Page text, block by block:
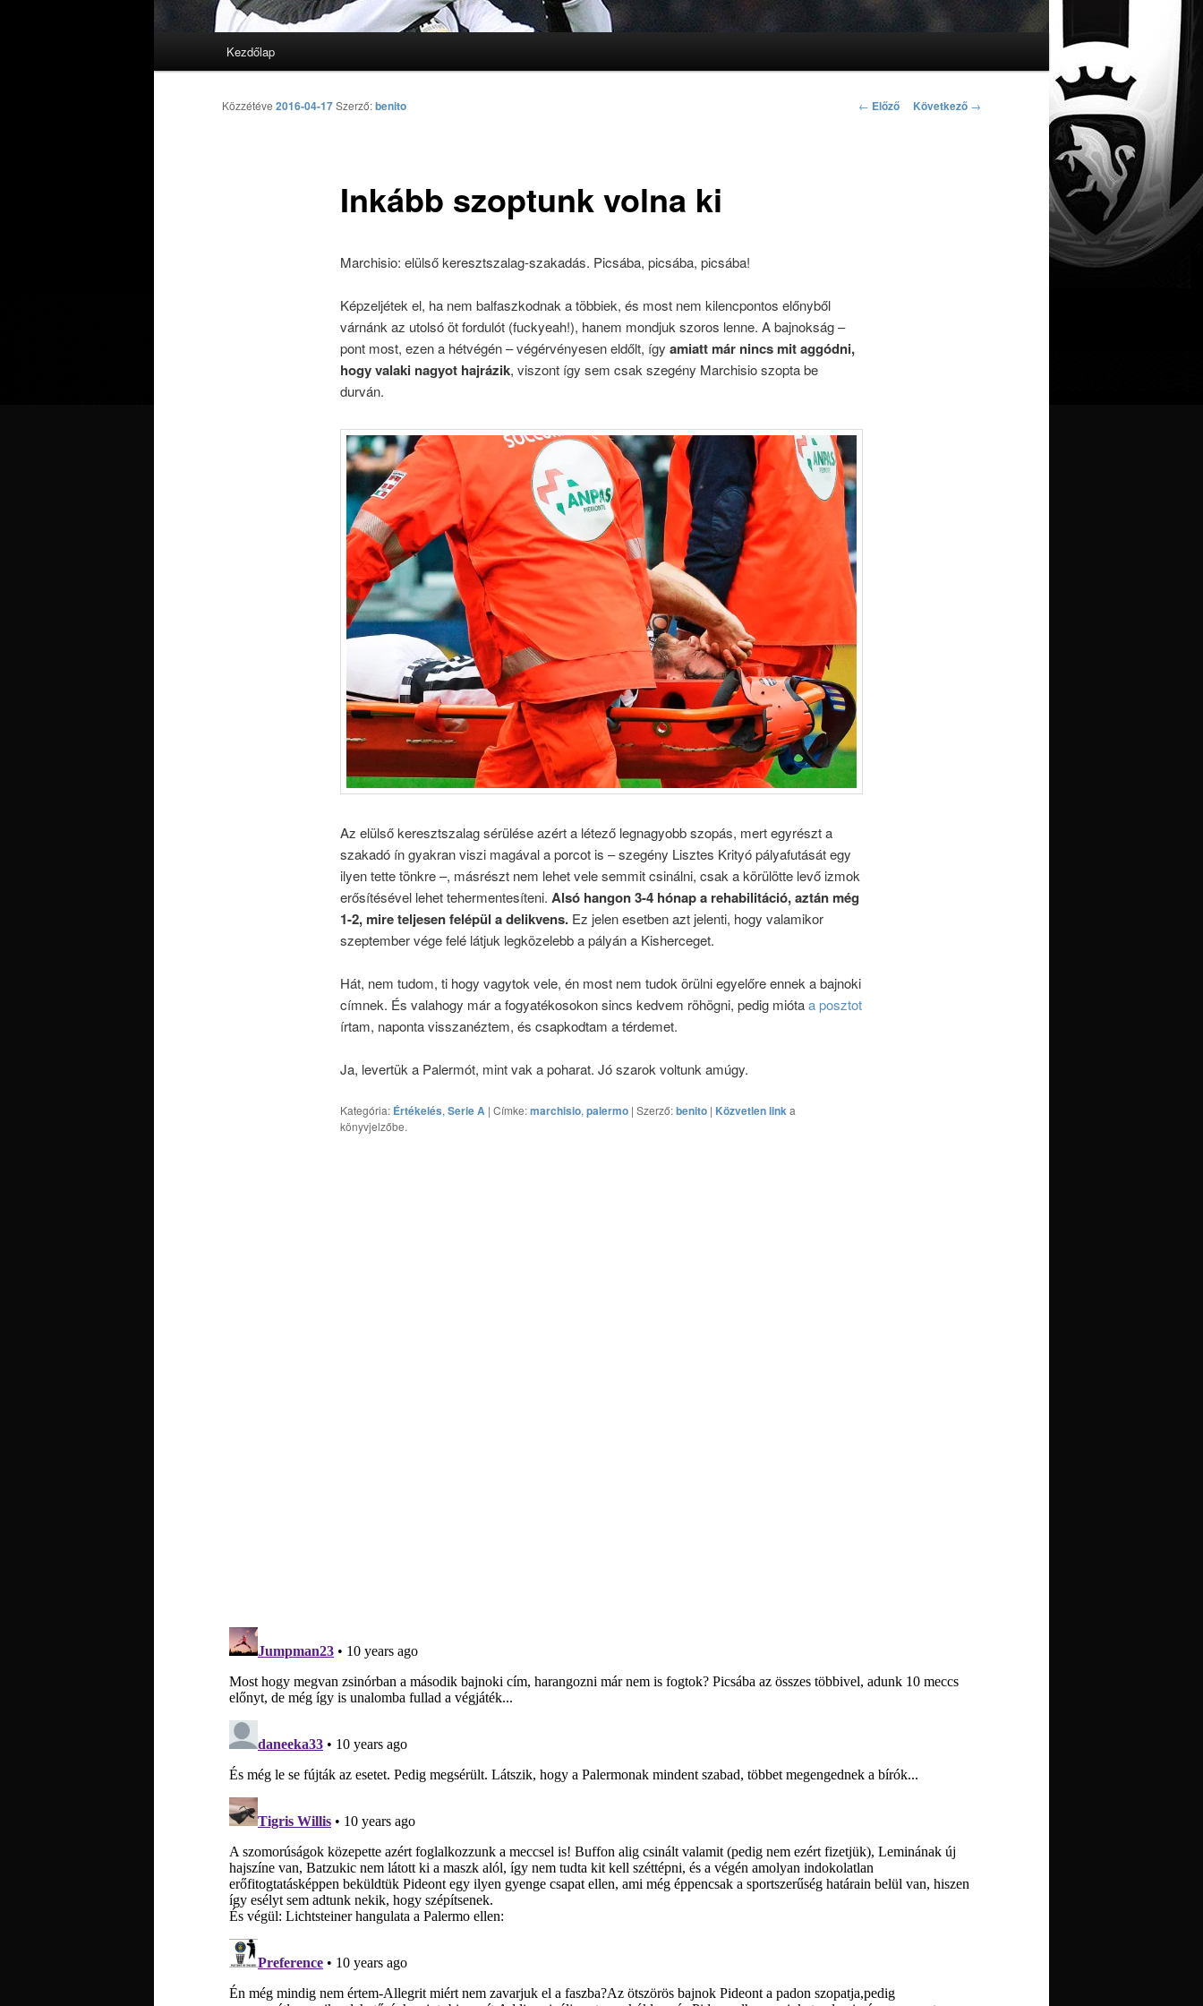
Tovább az elsődleges tartalomra
Tovább a másodlagos tartalomra
Kezdőlap
Bejegyzés navigáció
← Előző Következő →
Inkább szoptunk volna ki
Közzétéve 2016-04-17Szerző:benito
Marchisio: elülső keresztszalag-szakadás. Picsába, picsába, picsába!
Képzeljétek el, ha nem balfaszkodnak a többiek, és most nem kilencpontos előnyből
várnánk az utolsó öt fordulót (fuckyeah!), hanem mondjuk szoros lenne. A bajnokság –
pont most, ezen a hétvégén – végérvényesen eldőlt, így amiatt már nincs mit aggódni,
hogy valaki nagyot hajrázik, viszont így sem csak szegény Marchisio szopta be
durván.
Az elülső keresztszalag sérülése azért a létező legnagyobb szopás, mert egyrészt a
szakadó ín gyakran viszi magával a porcot is – szegény Lisztes Krityó pályafutását egy
ilyen tette tönkre –, másrészt nem lehet vele semmit csinálni, csak a körülötte levő izmok
erősítésével lehet tehermentesíteni. Alsó hangon 3-4 hónap a rehabilitáció, aztán még
1-2, mire teljesen felépül a delikvens.Ez jelen esetben azt jelenti, hogy valamikor
szeptember vége felé látjuk legközelebb a pályán a Kisherceget.
Hát, nem tudom, ti hogy vagytok vele, én most nem tudok örülni egyelőre ennek a bajnoki
címnek. És valahogy már a fogyatékosokon sincs kedvem röhögni, pedig miótaa posztot
írtam, naponta visszanéztem, és csapkodtam a térdemet.
Ja, levertük a Palermót, mint vak a poharat. Jó szarok voltunk amúgy.
Kategória: Értékelés, Serie A | Címke:marchisio, palermo| Szerző:benito| Közvetlen linka
könyvjelzőbe.